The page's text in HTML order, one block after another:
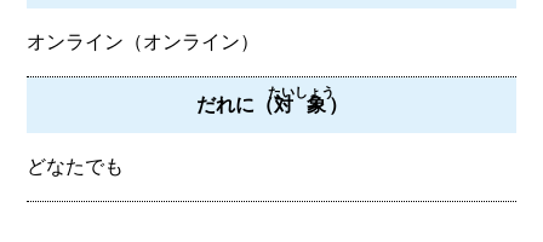
オンライン（オンライン）
だれに（対象
たいしょう
）
どなたでも